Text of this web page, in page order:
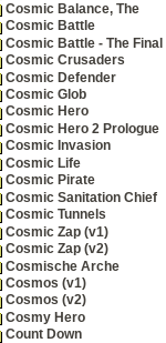
Cosmic Balance, The
Cosmic Battle
Cosmic Battle - The
Cosmic Crusaders
Cosmic Defender
Cosmic Glob
Cosmic Hero
Cosmic Hero 2 Prologue
Cosmic Invasion
Cosmic Life
Cosmic Pirate
Cosmic Sanitation Chief
Cosmic Tunnels
Cosmic Zap (v1)
Cosmic Zap (v2)
Cosmische Arche
Cosmos (v1)
Cosmos (v2)
Cosmy Hero
Count Down